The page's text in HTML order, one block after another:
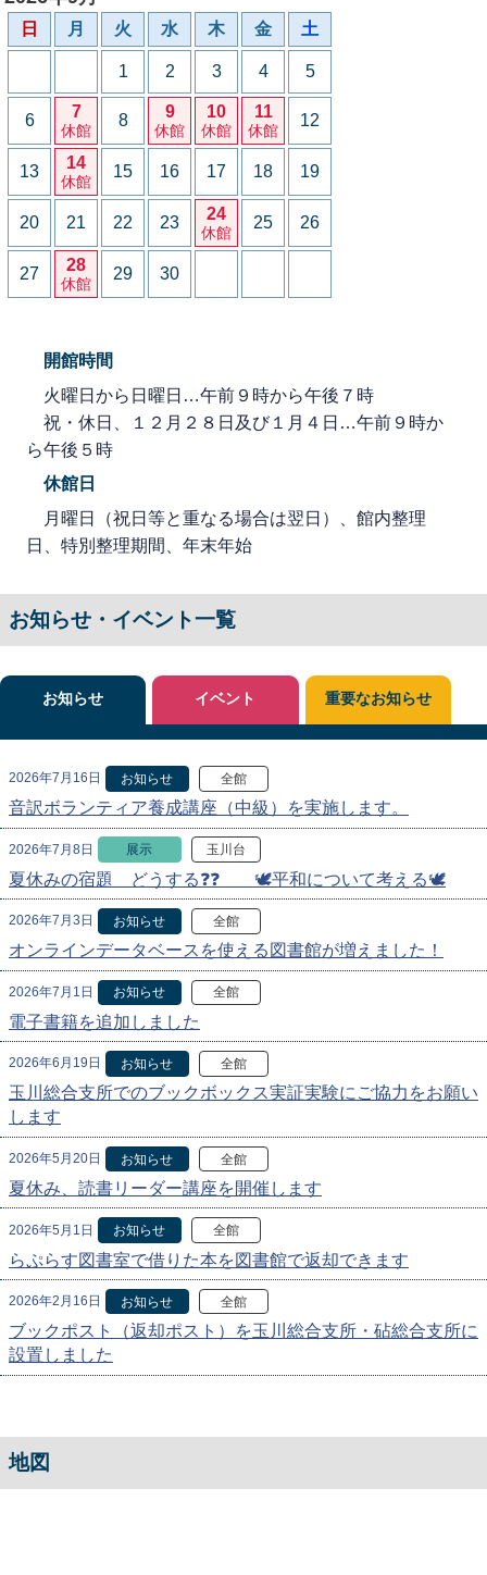
日 月 火 水 木 金 土
1 2 3 4 5
6 7
休館
8 9
休館
10
休館
11
休館
12
13 14
休館
15 16 17 18 19
20 21 22 23 24
休館
25 26
27 28
休館
29 30
開館時間
火曜日から日曜日…午前９時から午後７時
祝・休日、１２月２８日及び１月４日…午前９時か
ら午後５時
休館日
月曜日（祝日等と重なる場合は翌日）、館内整理
日、特別整理期間、年末年始
お知らせ・イベント一覧
お知らせ
2026年7月16日 お知らせ 全館
音訳ボランティア養成講座（中級）を実施します。
2026年7月8日 展示 玉川台
夏休みの宿題 どうする❓❓ 🕊️平和について考える🕊️
2026年7月3日 お知らせ 全館
オンラインデータベースを使える図書館が増えました！
2026年7月1日 お知らせ 全館
電子書籍を追加しました
2026年6月19日 お知らせ 全館
玉川総合支所でのブックボックス実証実験にご協力をお願い
します
2026年5月20日 お知らせ 全館
夏休み、読書リーダー講座を開催します
2026年5月1日 お知らせ 全館
らぷらす図書室で借りた本を図書館で返却できます
2026年2月16日 お知らせ 全館
ブックポスト（返却ポスト）を玉川総合支所・砧総合支所に
設置しました
イベント 重要なお知らせ
地図